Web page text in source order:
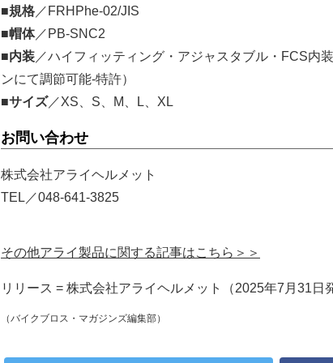
■規格 ／FRHPhe-02/JIS
■帽体／PB-SNC2
■内装 ／ハイフィッティング・アジャスタブル・FCS内
ンにて調節可能‐特許）
■サイズ／XS、S、M、L、XL
お問い合わせ
株式会社アライヘルメット
TEL／048-641-3825
その他アライ製品に関する記事はこちら＞＞
リリース = 株式会社アライヘルメット（2025年7月31日
（バイクブロス・マガジンズ編集部）